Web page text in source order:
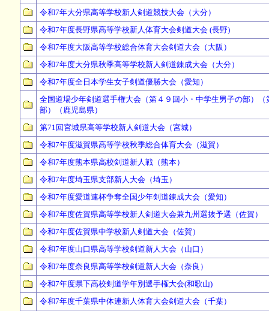
令和7年大分県高等学校新人剣道競技大会（大分）
令和7年度長野県高等学校新人体育大会剣道大会 (長野)
令和7年度大阪高等学校総合体育大会剣道大会（大阪）
令和7年度大分県秋季高等学校新人剣道錬成大会（大分）
令和7年度全日本学生女子剣道優勝大会（愛知）
全国道場少年剣道選手権大会（第４９回小・中学生男子の部）
部）（鹿児島県）
第71回宮城県高等学校新人剣道大会（宮城）
令和7年度滋賀県高等学校秋季総合体育大会（滋賀）
令和7年度熊本県高校剣道新人戦（熊本）
令和7年度埼玉県支部新人大会（埼玉）
令和7年度愛道連杯争奪全国少年剣道錬成大会（愛知）
令和7年度佐賀県高等学校新人剣道大会兼九州選抜予選（佐賀）
令和7年度佐賀県中学校新人剣道大会（佐賀）
令和7年度山口県高等学校剣道新人大会（山口）
令和7年度奈良県高等学校剣道新人大会（奈良）
令和7年度県下高校剣道学年別選手権大会(和歌山)
令和7年度千葉県中体連新人体育大会剣道大会（千葉）